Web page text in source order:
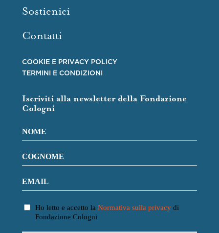
Sostienici
Contatti
COOKIE E PRIVACY POLICY
TERMINI E CONDIZIONI
Iscriviti alla newsletter della Fondazione
Cologni
Ho letto e accetto la Normativa sulla privacydi
Fondazione Cologni